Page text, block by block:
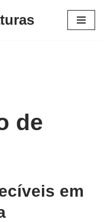
de
em